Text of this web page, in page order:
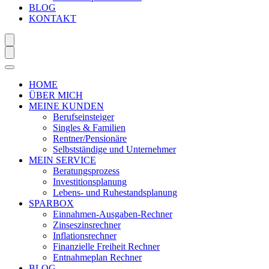
BLOG
KONTAKT
HOME
ÜBER MICH
MEINE KUNDEN
Berufseinsteiger
Singles & Familien
Rentner/Pensionäre
Selbstständige und Unternehmer
MEIN SERVICE
Beratungsprozess
Investitionsplanung
Lebens- und Ruhestandsplanung
SPARBOX
Einnahmen-Ausgaben-Rechner
Zinseszinsrechner
Inflationsrechner
Finanzielle Freiheit Rechner
Entnahmeplan Rechner